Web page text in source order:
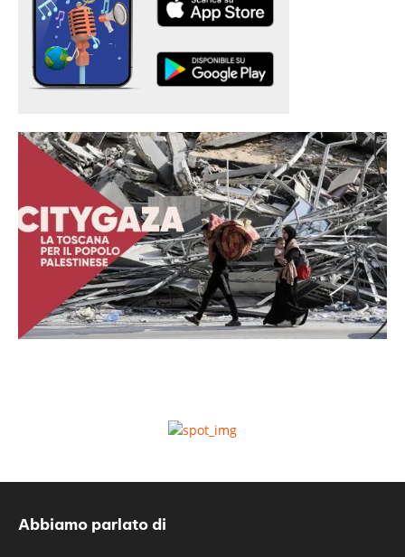
Abbiamo parlato di